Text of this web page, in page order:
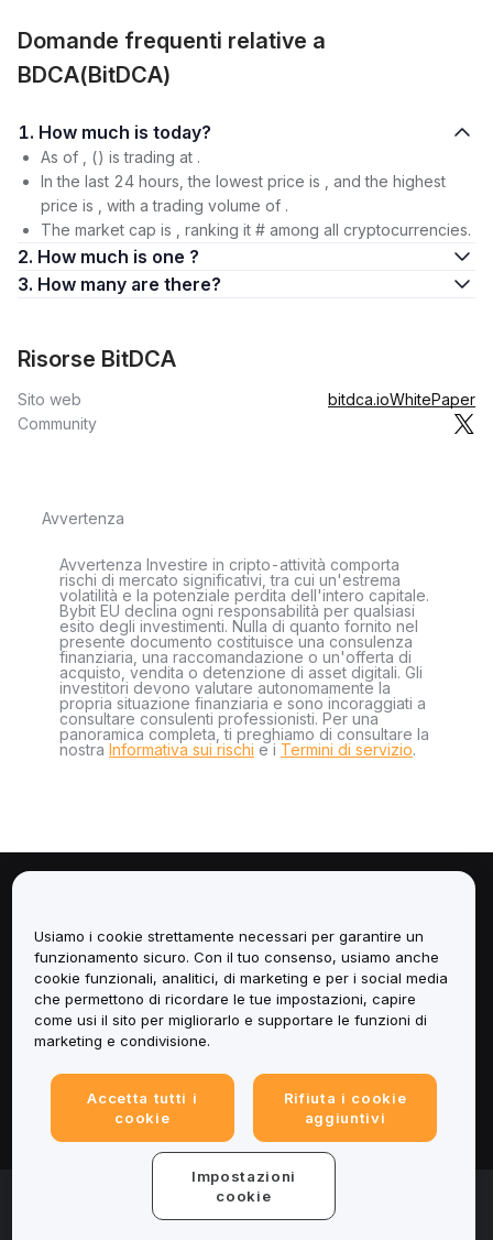
Domande frequenti relative a
BDCA(BitDCA)
1. How much is today?
As of , () is trading at .
In the last 24 hours, the lowest price is , and the highest
price is , with a trading volume of .
The market cap is , ranking it # among all cryptocurrencies.
2. How much is one ?
3. How many are there?
Risorse BitDCA
Sito web bitdca.ioWhitePaper
Community
Avvertenza
Avvertenza Investire in cripto-attività comporta
rischi di mercato significativi, tra cui un'estrema
volatilità e la potenziale perdita dell'intero capitale.
Bybit EU declina ogni responsabilità per qualsiasi
esito degli investimenti. Nulla di quanto fornito nel
presente documento costituisce una consulenza
finanziaria, una raccomandazione o un'offerta di
acquisto, vendita o detenzione di asset digitali. Gli
investitori devono valutare autonomamente la
propria situazione finanziaria e sono incoraggiati a
consultare consulenti professionisti. Per una
panoramica completa, ti preghiamo di consultare la
nostra Informativa sui rischi e i Termini di servizio.
Servizi
Assistenza
Informazioni legali
© 2025-2026 Bybit.eu. All rights reserved.
Usiamo i cookie strettamente necessari per garantire un
funzionamento sicuro. Con il tuo consenso, usiamo anche
cookie funzionali, analitici, di marketing e per i social media
che permettono di ricordare le tue impostazioni, capire
come usi il sito per migliorarlo e supportare le funzioni di
marketing e condivisione.
Accetta tutti i
cookie
Rifiuta i cookie
aggiuntivi
Impostazioni
cookie